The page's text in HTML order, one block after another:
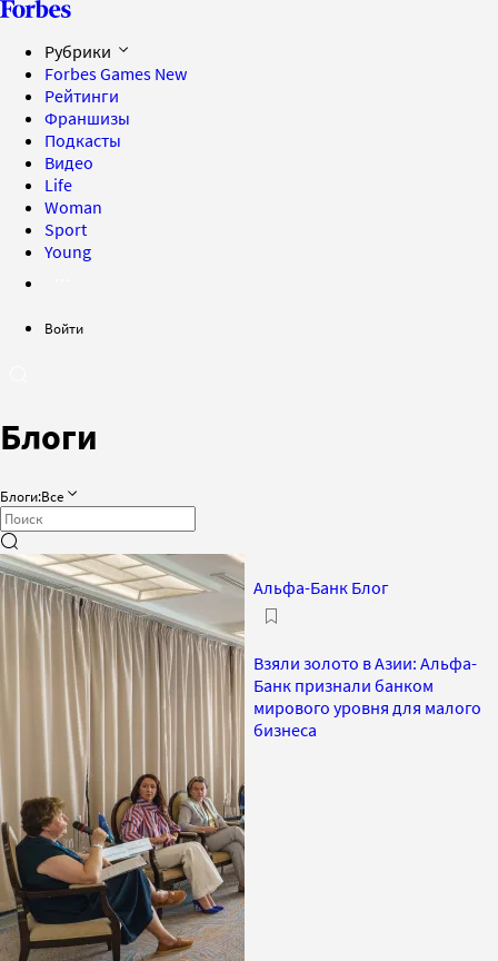
Рубрики
Forbes Games New
Рейтинги
Франшизы
Подкасты
Видео
Life
Woman
Sport
Young
Войти
Блоги
Блоги:Все
Альфа-Банк Блог
Взяли золото в Азии: Альфа-
Банк признали банком
мирового уровня для малого
бизнеса